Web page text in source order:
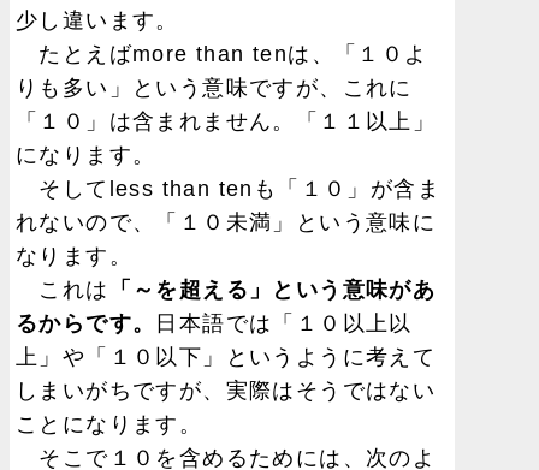
少し違います。
たとえばmore than tenは、「１０よ
りも多い」という意味ですが、これに
「１０」は含まれません。「１１以上」
になります。
そしてless than tenも「１０」が含ま
れないので、「１０未満」という意味に
なります。
これは
「～を超える」という意味があ
るからです。
日本語では「１０以上以
上」や「１０以下」というように考えて
しまいがちですが、実際はそうではない
ことになります。
そこで１０を含めるためには、次のよ